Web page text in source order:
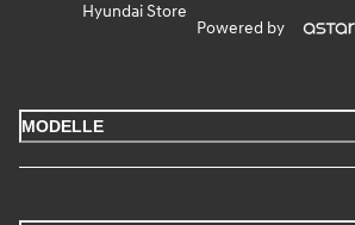
Hyundai Store
Powered by
MODELLE